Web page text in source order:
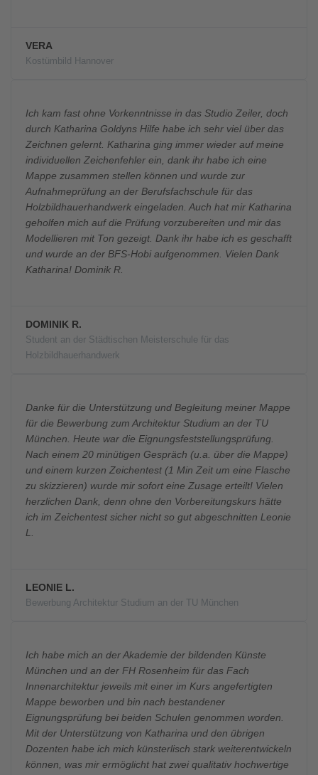
VERA
Kostümbild Hannover
Ich kam fast ohne Vorkenntnisse in das Studio Zeiler, doch
durch Katharina Goldyns Hilfe habe ich sehr viel über das
Zeichnen gelernt. Katharina ging immer wieder auf meine
individuellen Zeichenfehler ein, dank ihr habe ich eine
Mappe zusammen stellen können und wurde zur
Aufnahmeprüfung an der Berufsfachschule für das
Holzbildhauerhandwerk eingeladen. Auch hat mir Katharina
geholfen mich auf die Prüfung vorzubereiten und mir das
Modellieren mit Ton gezeigt. Dank ihr habe ich es geschafft
und wurde an der BFS-Hobi aufgenommen. Vielen Dank
Katharina! Dominik R.
DOMINIK R.
Student an der Städtischen Meisterschule für das
Holzbildhauerhandwerk
Danke für die Unterstützung und Begleitung meiner Mappe
für die Bewerbung zum Architektur Studium an der TU
München. Heute war die Eignungsfeststellungsprüfung.
Nach einem 20 minütigen Gespräch (u.a. über die Mappe)
und einem kurzen Zeichentest (1 Min Zeit um eine Flasche
zu skizzieren) wurde mir sofort eine Zusage erteilt! Vielen
herzlichen Dank, denn ohne den Vorbereitungskurs hätte
ich im Zeichentest sicher nicht so gut abgeschnitten Leonie
L.
LEONIE L.
Bewerbung Architektur Studium an der TU München
Ich habe mich an der Akademie der bildenden Künste
München und an der FH Rosenheim für das Fach
Innenarchitektur jeweils mit einer im Kurs angefertigten
Mappe beworben und bin nach bestandener
Eignungsprüfung bei beiden Schulen genommen worden.
Mit der Unterstützung von Katharina und den übrigen
Dozenten habe ich mich künsterlisch stark weiterentwickeln
können, was mir ermöglicht hat zwei qualitativ hochwertige